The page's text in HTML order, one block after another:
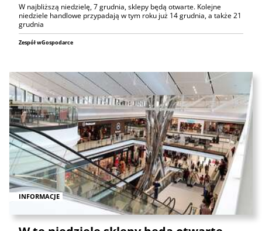
W najbliższą niedzielę, 7 grudnia, sklepy będą otwarte. Kolejne
niedziele handlowe przypadają w tym roku już 14 grudnia, a także 21
grudnia
Zespół wGospodarce
INFORMACJE